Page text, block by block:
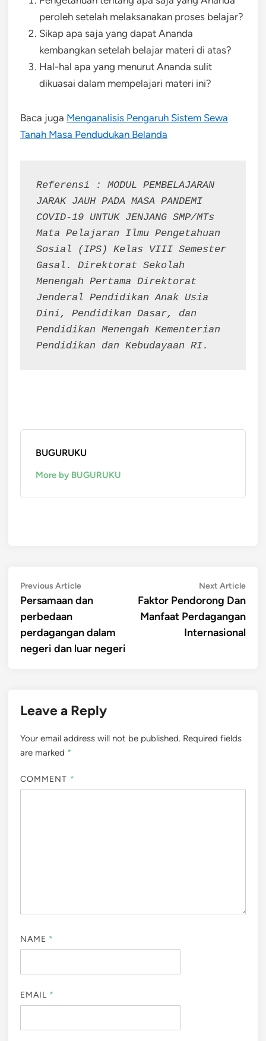
peroleh setelah melaksanakan proses belajar?
Sikap apa saja yang dapat Ananda
kembangkan setelah belajar materi di atas?
Hal-hal apa yang menurut Ananda sulit
dikuasai dalam mempelajari materi ini?
Baca juga Menganalisis Pengaruh Sistem Sewa
Tanah Masa Pendudukan Belanda
Referensi : MODUL PEMBELAJARAN
JARAK JAUH PADA MASA PANDEMI
COVID-19 UNTUK JENJANG SMP/MTs
Mata Pelajaran Ilmu Pengetahuan
Sosial (IPS) Kelas VIII Semester
Gasal. Direktorat Sekolah
Menengah Pertama Direktorat
Jenderal Pendidikan Anak Usia
Dini, Pendidikan Dasar, dan
Pendidikan Menengah Kementerian
Pendidikan dan Kebudayaan RI.
BUGURUKU
More by BUGURUKU
Post
navigation
Previous ArticlePrevious
article:
Persamaan dan
perbedaan
perdagangan dalam
negeri dan luar negeri
Next ArticleNext
Faktor Pendorong Dan
Manfaat Perdagangan
Internasional
Leave a Reply
Your email address will not be published. Required fields
are marked *
COMMENT *
NAME *
EMAIL *